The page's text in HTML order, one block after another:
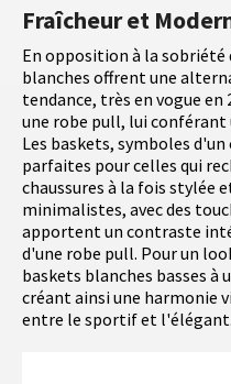
Fraîcheur et
En opposition à la
blanches offrent une
tendance, très en vogue
une robe pull, lui conférant
Les baskets, symboles
parfaites pour celles qui
chaussures à la fois stylée
minimalistes, avec des
apportent un contraste
d'une robe pull. Pour un
baskets blanches basses
créant ainsi une harmonie
entre le sportif et l'élégant.